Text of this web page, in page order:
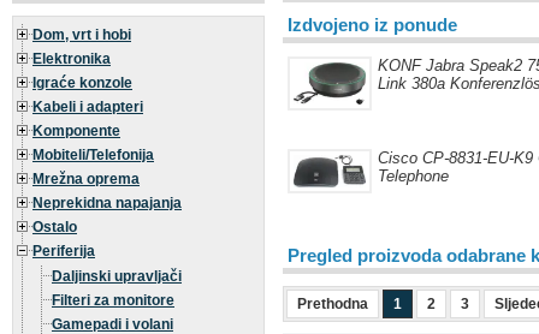
Dom, vrt i hobi
Elektronika
Igraće konzole
Kabeli i adapteri
Komponente
Mobiteli/Telefonija
Mrežna oprema
Neprekidna napajanja
Ostalo
Periferija
Daljinski upravljači
Filteri za monitore
Gamepadi i volani
Izdvojeno iz ponude
KONF Jabra Speak2
Link 380a
Cisco CP-8831-EU-K9
Telephone
Pregled proizvoda odabrane
Prethodna 1 2 3